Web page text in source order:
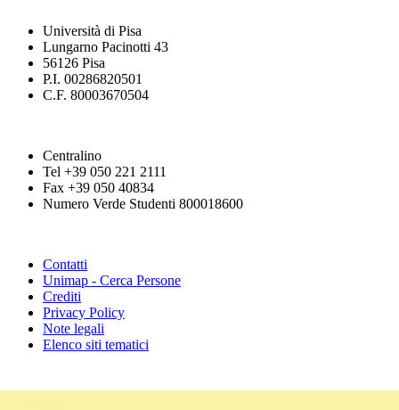
Università di Pisa
Lungarno Pacinotti 43
56126 Pisa
P.I. 00286820501
C.F. 80003670504
Centralino
Tel +39 050 221 2111
Fax +39 050 40834
Numero Verde Studenti 800018600
Contatti
Unimap - Cerca Persone
Crediti
Privacy Policy
Note legali
Elenco siti tematici